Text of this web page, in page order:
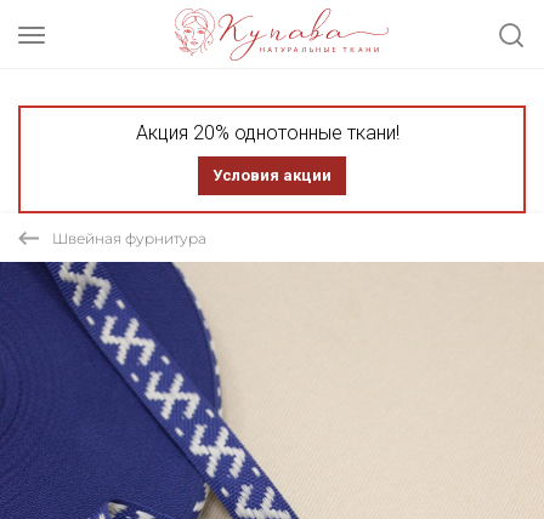
Акция 20% однотонные ткани!
Условия акции
Швейная фурнитура